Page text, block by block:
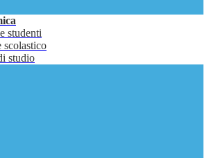
studenti
scolastico
studio